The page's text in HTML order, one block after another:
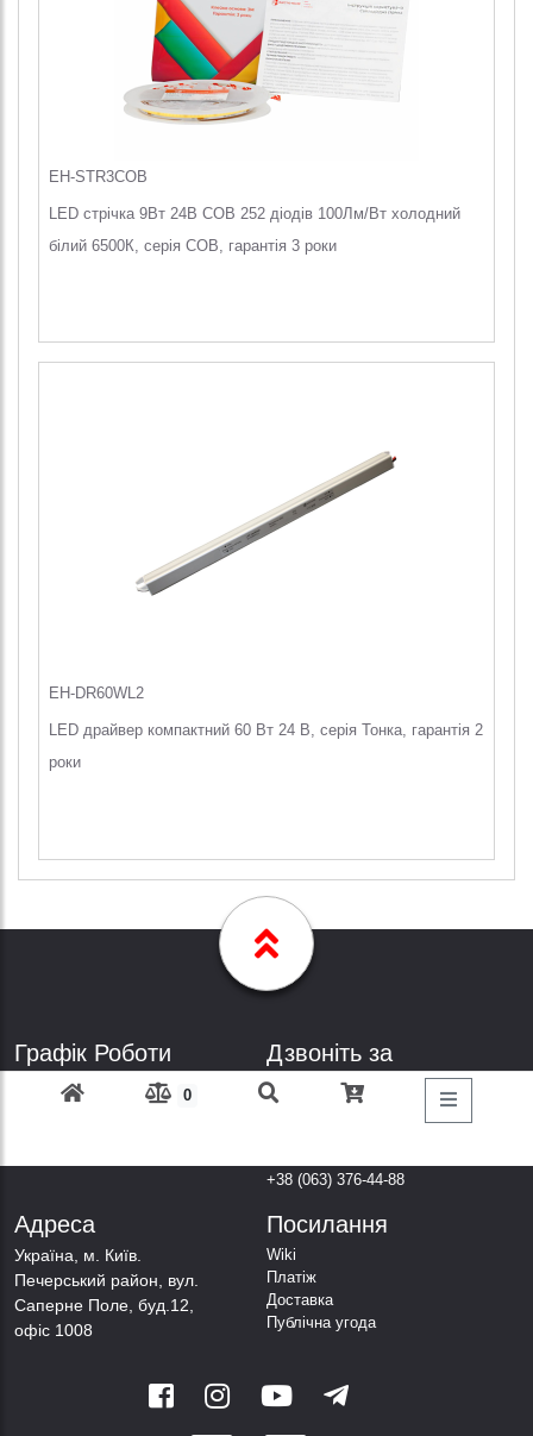
0
EH-STR3COB
LED стрічка 9Вт 24В COB 252 діодів 100Лм/Вт холодний
білий 6500К, серія COB, гарантія 3 роки
EH-DR60WL2
LED драйвер компактний 60 Вт 24 В, серія Тонка, гарантія 2
роки
Графік Роботи
Пн-Пт: з 9: 00 до 18: 00
Субота: вихідний
Дзвоніть за
телефонами
+38 (063) 376-44-88
Адреса
Українa, м. Київ.
Печерський район, вул.
Саперне Поле, буд.12,
офіс 1008
Посилання
Wiki
Платіж
Доставка
Публічна угода